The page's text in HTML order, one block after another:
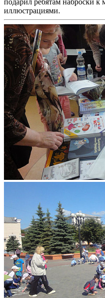
подарил ребятам наброски
иллюстрациями.